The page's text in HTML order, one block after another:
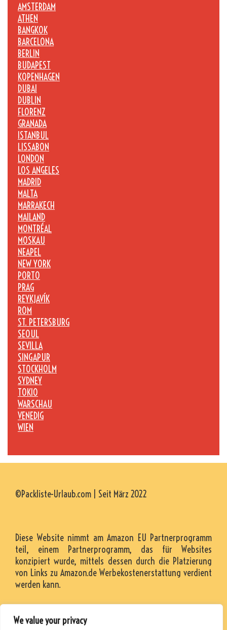
We value your privacy
AMSTERDAM
ATHEN
BANGKOK
BARCELONA
BERLIN
BUDAPEST
KOPENHAGEN
DUBAI
DUBLIN
FLORENZ
GRANADA
ISTANBUL
LISSABON
LONDON
LOS ANGELES
MADRID
MALTA
MARRAKECH
MAILAND
MONTRÉAL
MOSKAU
NEAPEL
NEW YORK
PORTO
PRAG
REYKJAVÍK
ROM
ST. PETERSBURG
SEOUL
SEVILLA
SINGAPUR
STOCKHOLM
SYDNEY
TOKIO
WARSCHAU
VENEDIG
WIEN
©Packliste-Urlaub.com | Seit März 2022
Diese Website nimmt am Amazon EU Partnerprogramm
teil, einem Partnerprogramm, das für Websites
konzipiert wurde, mittels dessen durch die Platzierung
von Links zu Amazon.de Werbekostenerstattung verdient
werden kann.